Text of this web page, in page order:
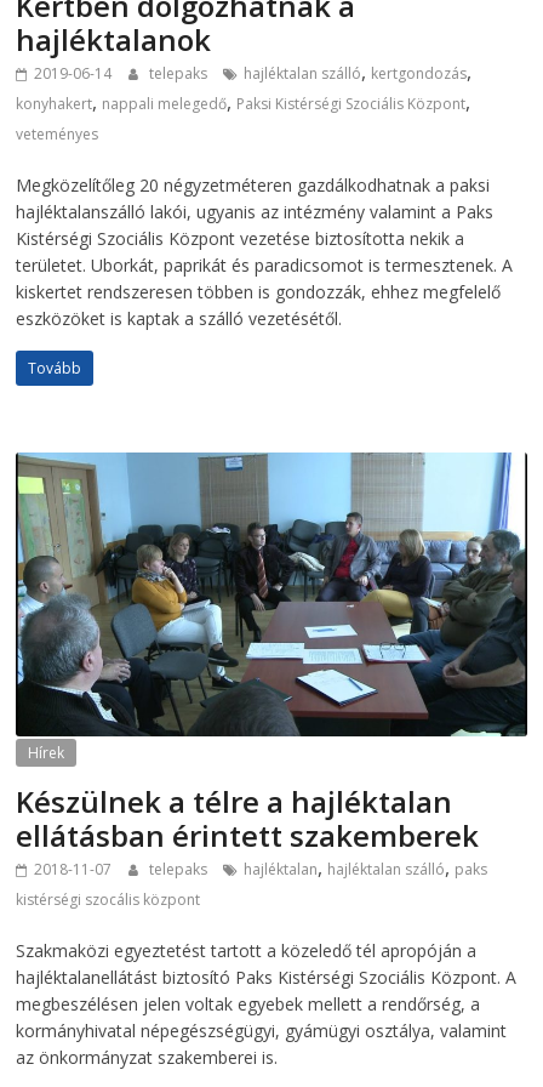
hajléktalanok
2019-06-14 telepaks hajléktalan szálló, kertgondozás,
konyhakert, nappali melegedő, Paksi Kistérségi Szociális Központ,
veteményes
Megközelítőleg 20 négyzetméteren gazdálkodhatnak a paksi
hajléktalanszálló lakói, ugyanis az intézmény valamint a Paks
Kistérségi Szociális Központ vezetése biztosította nekik a
területet. Uborkát, paprikát és paradicsomot is termesztenek. A
kiskertet rendszeresen többen is gondozzák, ehhez megfelelő
eszközöket is kaptak a szálló vezetésétől.
Tovább
Hírek
Készülnek a télre a hajléktalan
ellátásban érintett szakemberek
2018-11-07 telepaks hajléktalan, hajléktalan szálló, paks
kistérségi szocális központ
Szakmaközi egyeztetést tartott a közeledő tél apropóján a
hajléktalanellátást biztosító Paks Kistérségi Szociális Központ. A
megbeszélésen jelen voltak egyebek mellett a rendőrség, a
kormányhivatal népegészségügyi, gyámügyi osztálya, valamint
az önkormányzat szakemberei is.